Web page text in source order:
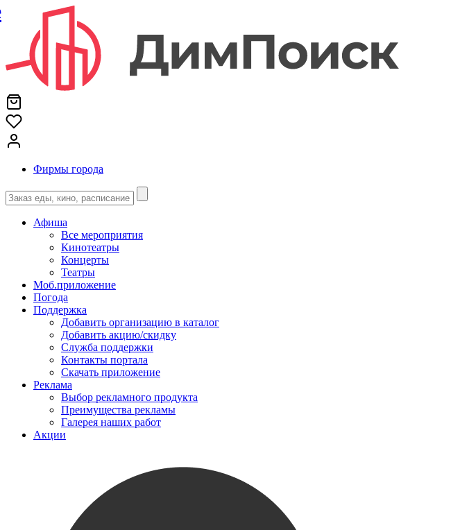
Фирмы города
Афиша
Все мероприятия
Кинотеатры
Концерты
Театры
Моб.приложение
Погода
Поддержка
Добавить организацию в каталог
Добавить акцию/скидку
Служба поддержки
Контакты портала
Скачать приложение
Реклама
Выбор рекламного продукта
Преимущества рекламы
Галерея наших работ
Акции